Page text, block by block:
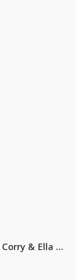
Nathan Dawe, Joel Corry & Ella Henderson